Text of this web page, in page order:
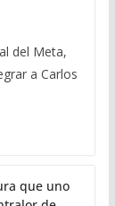
del Meta,
a Carlos
que uno